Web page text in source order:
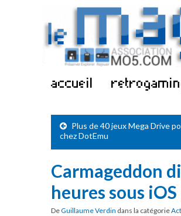
accueil
Plus de 40 jeux Mega Drive
chez DotEmu
Carmageddon
heures sous iOS
DeGuillaume Verdin dans la catégorie